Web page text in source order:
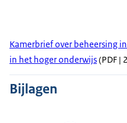
Kamerbrief over beheersing
in het hoger onderwijs(PDF |
Bijlagen